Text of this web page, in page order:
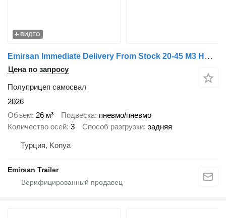
ВИДЕО
Emirsan Immediate Delivery From Stock 20-45 M3 HARDOX - TIPPER
Цена по запросу
Полуприцеп самосвал
2026
Объем 26 м³ Подвеска пневмо/пневмо
Количество осей 3 Способ разгрузки задняя
Турция, Konya
Emirsan Trailer